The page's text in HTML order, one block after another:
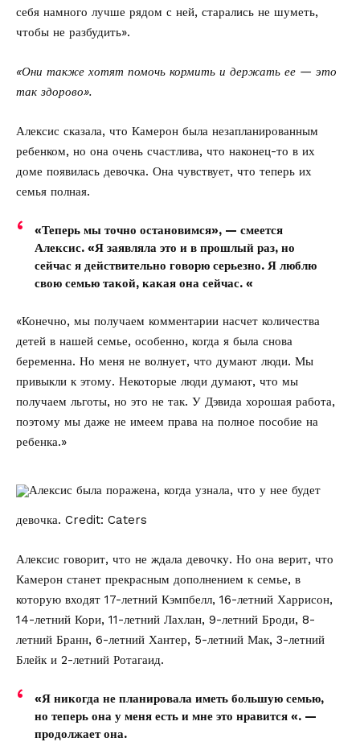
себя намного лучше рядом с ней, старались не шуметь,
чтобы не разбудить».
«Они также хотят помочь кормить и держать ее — это
так здорово».
Алексис сказала, что Камерон была незапланированным
ребенком, но она очень счастлива, что наконец-то в их
доме появилась девочка. Она чувствует, что теперь их
семья полная.
«Теперь мы точно остановимся», — смеется
Алексис. «Я заявляла это и в прошлый раз, но
сейчас я действительно говорю серьезно. Я люблю
свою семью такой, какая она сейчас. «
«Конечно, мы получаем комментарии насчет количества
детей в нашей семье, особенно, когда я была снова
беременна. Но меня не волнует, что думают люди. Мы
привыкли к этому. Некоторые люди думают, что мы
получаем льготы, но это не так. У Дэвида хорошая работа,
поэтому мы даже не имеем права на полное пособие на
ребенка.»
Алексис была поражена, когда узнала, что у нее будет
девочка. Credit: Caters
Алексис говорит, что не ждала девочку. Но она верит, что
Камерон станет прекрасным дополнением к семье, в
которую входят 17-летний Кэмпбелл, 16-летний Харрисон,
14-летний Кори, 11-летний Лахлан, 9-летний Броди, 8-
летний Бранн, 6-летний Хантер, 5-летний Мак, 3-летний
Блейк и 2-летний Ротагаид.
«Я никогда не планировала иметь большую семью,
но теперь она у меня есть и мне это нравится «. —
продолжает она.